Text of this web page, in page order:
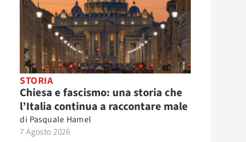
STORIA
Chiesa e fascismo: una storia che
l’Italia continua a raccontare male
di Pasquale Hamel
7 Agosto 2026